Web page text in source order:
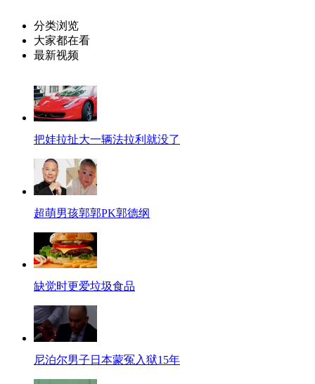
分类浏览
大家都在看
最新视频
把娃拉扯大一辆法拉利就没了
超萌男孩郭郭PK郭德纲
缺觉时更爱垃圾食品
尼泊尔男子日本蒙冤入狱15年